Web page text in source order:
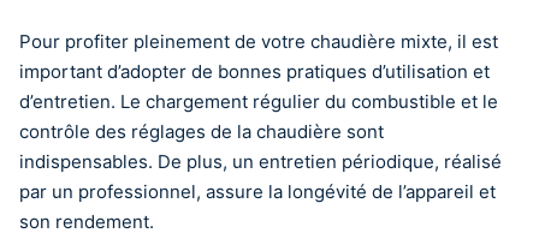
Pour profiter pleinement de votre chaudière mixte, il est
important d’adopter de bonnes pratiques d’utilisation et
d’entretien. Le chargement régulier du combustible et le
contrôle des réglages de la chaudière sont
indispensables. De plus, un entretien périodique, réalisé
par un professionnel, assure la longévité de l’appareil et
son rendement.